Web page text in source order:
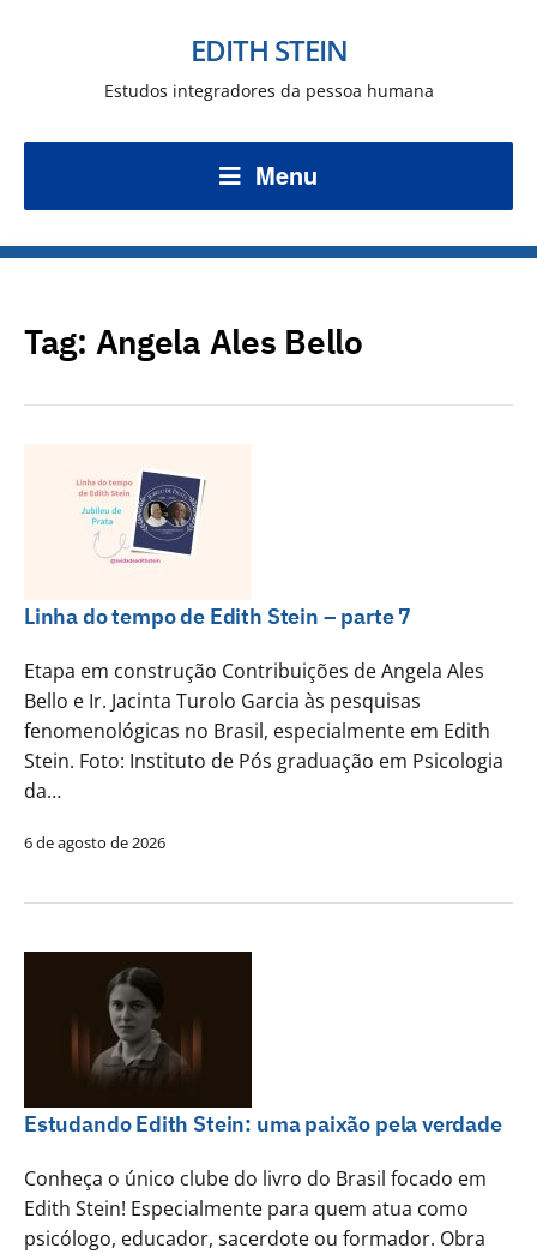
EDITH STEIN
Estudos integradores da pessoa humana
Menu
Tag: Angela Ales Bello
Linha do tempo de Edith Stein – parte 7
Etapa em construção Contribuições de Angela Ales
Bello e Ir. Jacinta Turolo Garcia às pesquisas
fenomenológicas no Brasil, especialmente em Edith
Stein. Foto: Instituto de Pós graduação em Psicologia
da…
6 de agosto de 2026
Estudando Edith Stein: uma paixão pela verdade
Conheça o único clube do livro do Brasil focado em
Edith Stein! Especialmente para quem atua como
psicólogo, educador, sacerdote ou formador. Obra